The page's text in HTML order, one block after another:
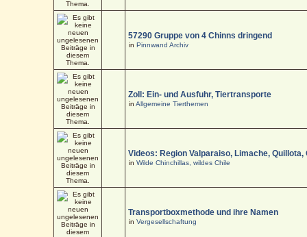
57290 Gruppe von 4 Chinns dringend
inPinnwand Archiv
Zoll: Ein- und Ausfuhr, Tiertransporte
inAllgemeine Tierthemen
Videos: Region Valparaiso, Limache, Quillota,
inWilde Chinchillas, wildes Chile
Transportboxmethode und ihre Namen
inVergesellschaftung